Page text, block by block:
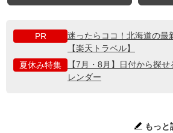
PR
迷ったらココ！北海道の最
【楽天トラベル】
夏休み特集
【7月・8月】日付から探
レンダー
もっと